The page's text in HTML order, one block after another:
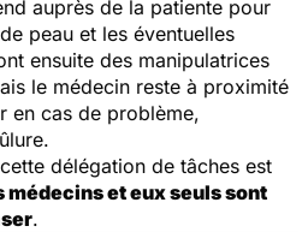
auprès de la patiente pour
peau et les éventuelles
ensuite des manipulatrices
le médecin reste à proximité
en cas de problème,
délégation de tâches est
médecins et eux seuls sont
.